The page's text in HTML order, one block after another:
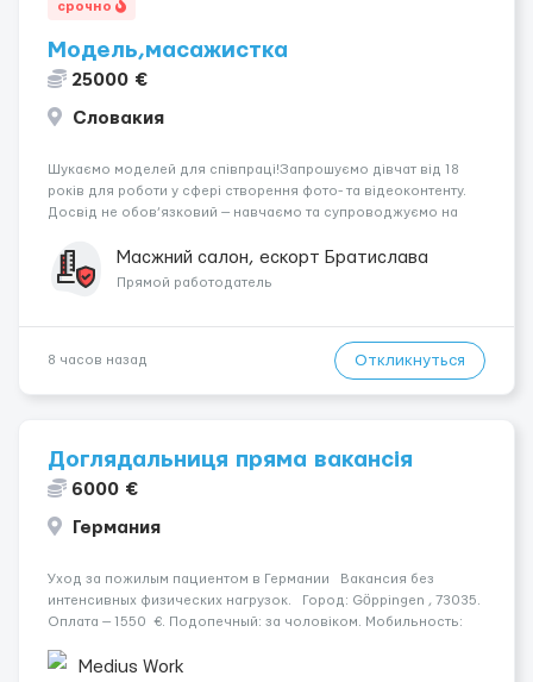
срочно
Модель,масажистка
25000 €
Словакия
Шукаємо моделей для співпраці!Запрошуємо дівчат від 18
років для роботи у сфері створення фото- та відеоконтенту.
Досвід не обов’язковий — навчаємо та супроводжуємо на
конфіденційність і професійну підтримку. Працюємо офіційно,
поважаємо особ...
Масжний салон, ескорт Братислава
Прямой работодатель
8 часов назад Откликнуться
Доглядальниця пряма вакансія
6000 €
Германия
Уход за пожилым пациентом в Германии Вакансия без
интенсивных физических нагрузок. Город: Göppingen , 73035.
Оплата — 1550 €. Подопечный: за чоловіком. Мобильность:
деменції. Ночной уход: ...
Medius Work